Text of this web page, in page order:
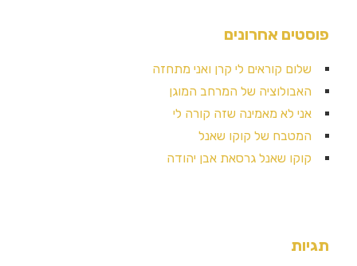
פוסטים אחרונים
שלום קוראים לי קרן ואני מתחזה
האבולוציה של המרחב המוגן
אני לא מאמינה שזה קורה לי
המטבח של קוקו שאנל
קוקו שאנל גרסאת אבן יהודה
תגיות